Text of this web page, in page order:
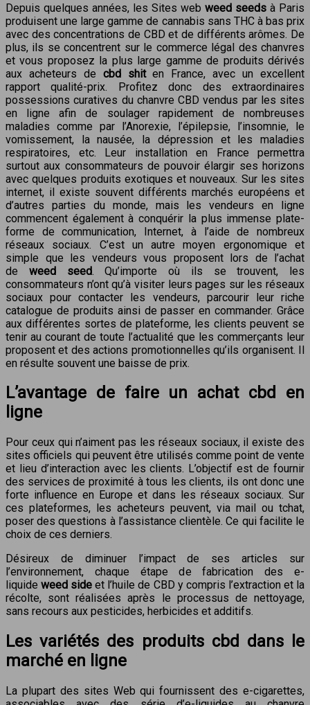
Depuis quelques années, les Sites web weed seeds à Paris
produisent une large gamme de cannabis sans THC à bas prix
avec des concentrations de CBD et de différents arômes. De
plus, ils se concentrent sur le commerce légal des chanvres
et vous proposez la plus large gamme de produits dérivés
aux acheteurs de cbd shiten France, avec un excellent
rapport qualité-prix. Profitez donc des extraordinaires
possessions curatives du chanvre CBD vendus par les sites
en ligne afin de soulager rapidement de nombreuses
maladies comme par l’Anorexie, l’épilepsie, l’insomnie, le
vomissement, la nausée, la dépression et les maladies
respiratoires, etc. Leur installation en France permettra
surtout aux consommateurs de pouvoir élargir ses horizons
avec quelques produits exotiques et nouveaux. Sur les sites
internet, il existe souvent différents marchés européens et
d’autres parties du monde, mais les vendeurs en ligne
commencent également à conquérir la plus immense plate-
forme de communication, Internet, à l’aide de nombreux
réseaux sociaux. C’est un autre moyen ergonomique et
simple que les vendeurs vous proposent lors de l’achat
de weed seed. Qu’importe où ils se trouvent, les
consommateurs n’ont qu’à visiter leurs pages sur les réseaux
sociaux pour contacter les vendeurs, parcourir leur riche
catalogue de produits ainsi de passer en commander. Grâce
aux différentes sortes de plateforme, les clients peuvent se
tenir au courant de toute l’actualité que les commerçants leur
proposent et des actions promotionnelles qu’ils organisent. Il
en résulte souvent une baisse de prix.
L’avantage de faire un achat cbd en
ligne
Pour ceux qui n’aiment pas les réseaux sociaux, il existe des
sites officiels qui peuvent être utilisés comme point de vente
et lieu d’interaction avec les clients. L’objectif est de fournir
des services de proximité à tous les clients, ils ont donc une
forte influence en Europe et dans les réseaux sociaux. Sur
ces plateformes, les acheteurs peuvent, via mail ou tchat,
poser des questions à l’assistance clientèle. Ce qui facilite le
choix de ces derniers.
Désireux de diminuer l’impact de ses articles sur
l’environnement, chaque étape de fabrication des e-
liquideweed side et l’huile de CBD y compris l’extraction et la
récolte, sont réalisées après le processus de nettoyage,
sans recours aux pesticides, herbicides et additifs.
Les variétés des produits cbd dans le
marché en ligne
La plupart des sites Web qui fournissent des e-cigarettes,